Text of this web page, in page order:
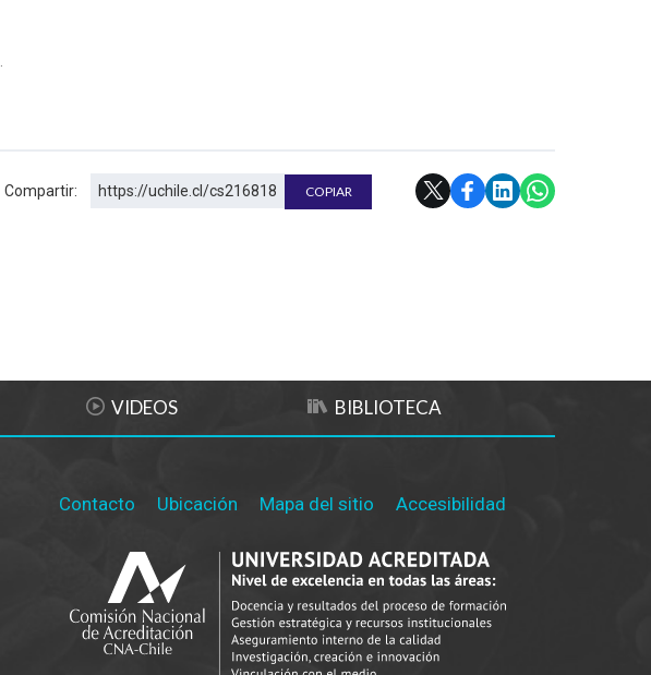
Compartir: https://uchile.cl/cs216818 COPIAR
VIDEOS BIBLIOTECA
Contacto Ubicación Mapa del sitio Accesibilidad